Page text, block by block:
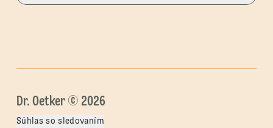
Dr. Oetker © 2026
Súhlas so sledovaním